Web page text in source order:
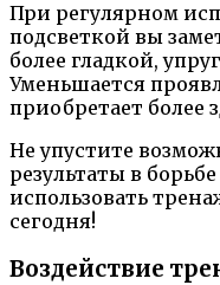
При регулярном
подсветкой вы
более гладкой,
Уменьшается
приобретает
Не упустите
результаты в
использовать
сегодня!
Воздействие